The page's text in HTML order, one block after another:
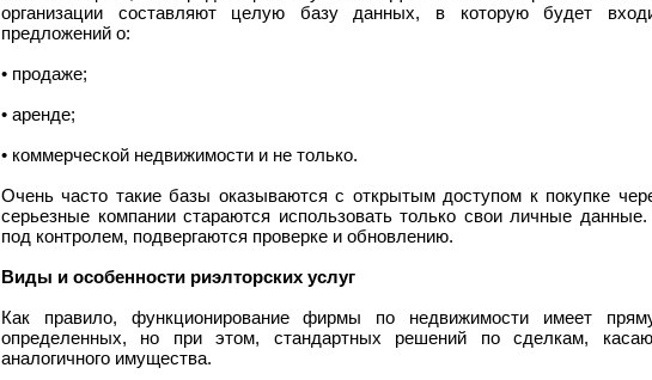
организации составляют целую базу данных, в которую будет
предложений о:
• продаже;
• аренде;
• коммерческой недвижимости и не только.
Очень часто такие базы оказываются с открытым доступом к покупке
серьезные компании стараются использовать только свои личные
под контролем, подвергаются проверке и обновлению.
Виды и особенности риэлторских услуг
Как правило, функционирование фирмы по недвижимости имеет
определенных, но при этом, стандартных решений по сделкам,
аналогичного имущества.